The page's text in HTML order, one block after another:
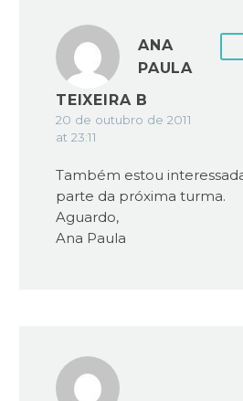
ANA
PAULA
TEIXEIRA B
20 de outubro de 2011
at 23:11
Também estou
parte da próxima turma.
Aguardo,
Ana Paula